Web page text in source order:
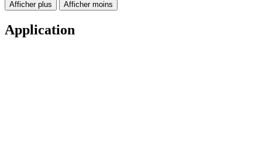
Afficher plus Afficher moins
Application